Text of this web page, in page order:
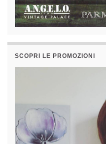
SCOPRI LE PROMOZIONI